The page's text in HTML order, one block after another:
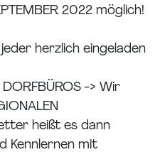
2022 möglich!
herzlich eingeladen
-> Wir
heißt es dann
Kennlernen mit